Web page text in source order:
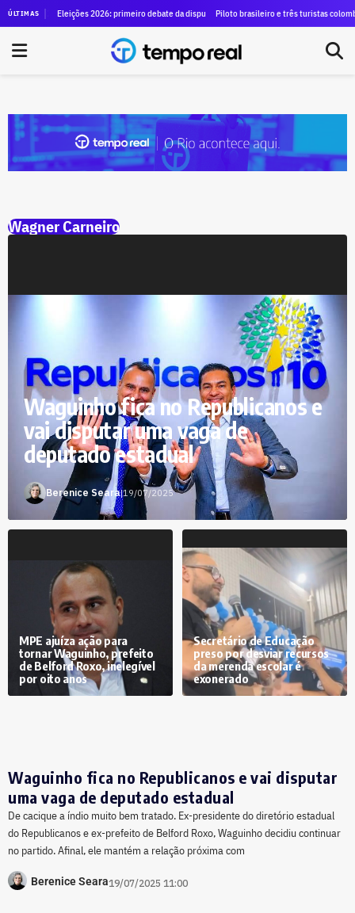
ÚLTIMAS
do TCE para anular contrato de mais de R$ 100 milhões, Duque de Caxias renova outro
Eleições 2026: primeiro debate da disputa pelo governo do estado do Rio será neste
Piloto brasileiro e três turistas
Wagner Carneiro
Waguinho fica no Republicanos e
vai disputar uma vaga de
deputado estadual
Berenice Seara|19/07/2025
MPE ajuíza ação para
tornar Waguinho, prefeito
de Belford Roxo, inelegível
por oito anos
Secretário de Educação
preso por desviar recursos
da merenda escolar é
exonerado
Waguinho fica no Republicanos e vai disputar
uma vaga de deputado estadual
De cacique a índio muito bem tratado. Ex-presidente do diretório estadual
do Republicanos e ex-prefeito de Belford Roxo, Waguinho decidiu continuar
no partido. Afinal, ele mantém a relação próxima com
Berenice Seara19/07/2025 11:00